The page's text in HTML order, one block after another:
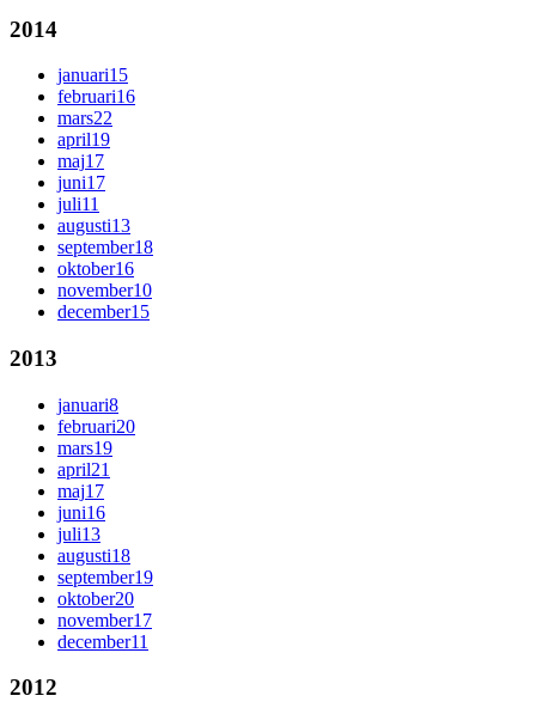
2014
januari15
februari16
mars22
april19
maj17
juni17
juli11
augusti13
september18
oktober16
november10
december15
2013
januari8
februari20
mars19
april21
maj17
juni16
juli13
augusti18
september19
oktober20
november17
december11
2012